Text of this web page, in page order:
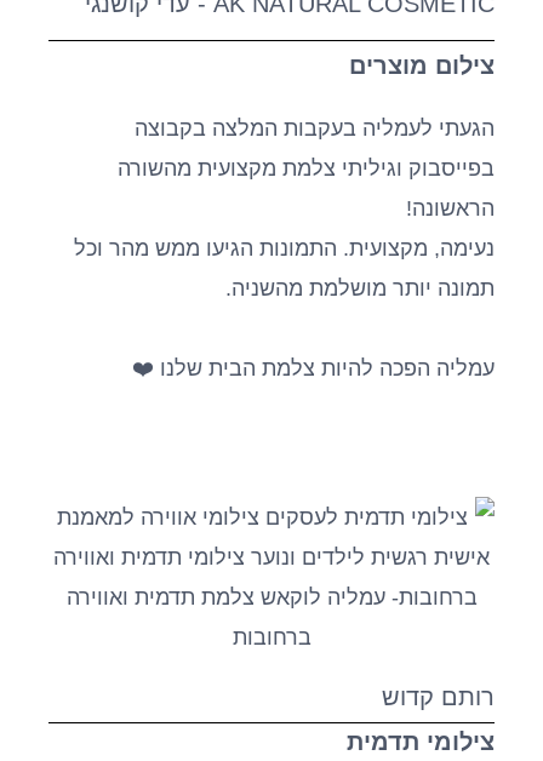
צילום מוצרים
הגעתי לעמליה בעקבות המלצה בקבוצה
בפייסבוק וגיליתי צלמת מקצועית מהשורה
הראשונה!
נעימה, מקצועית. התמונות הגיעו ממש מהר וכל
תמונה יותר מושלמת מהשניה.
עמליה הפכה להיות צלמת הבית שלנו ❤️
רותם קדוש
צילומי תדמית